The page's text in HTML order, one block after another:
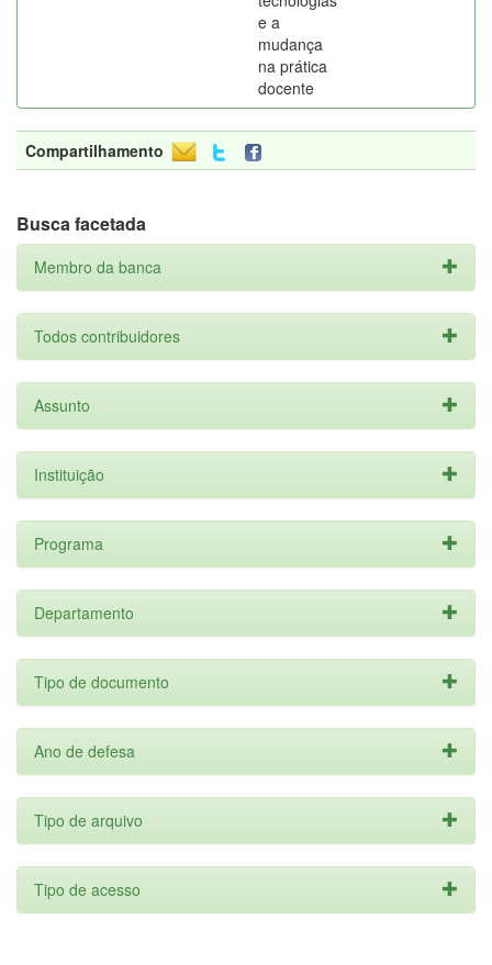
e a
mudança
na prática
docente
Compartilhamento
Busca facetada
Membro da banca
Todos contribuidores
Assunto
Instituição
Programa
Departamento
Tipo de documento
Ano de defesa
Tipo de arquivo
Tipo de acesso